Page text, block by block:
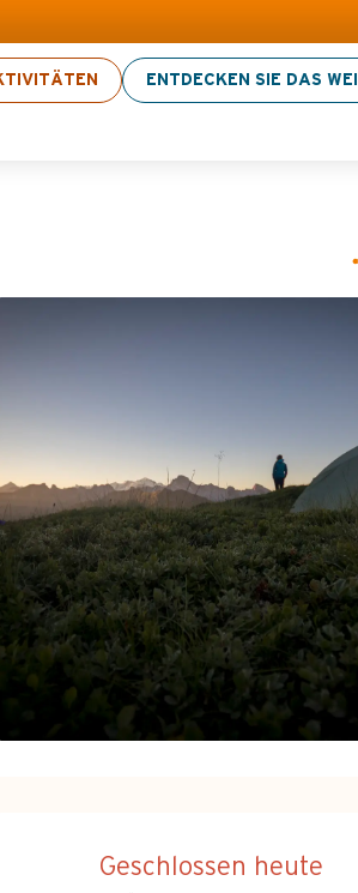
ENTDECKEN SIE DAS
Geschlossen heute